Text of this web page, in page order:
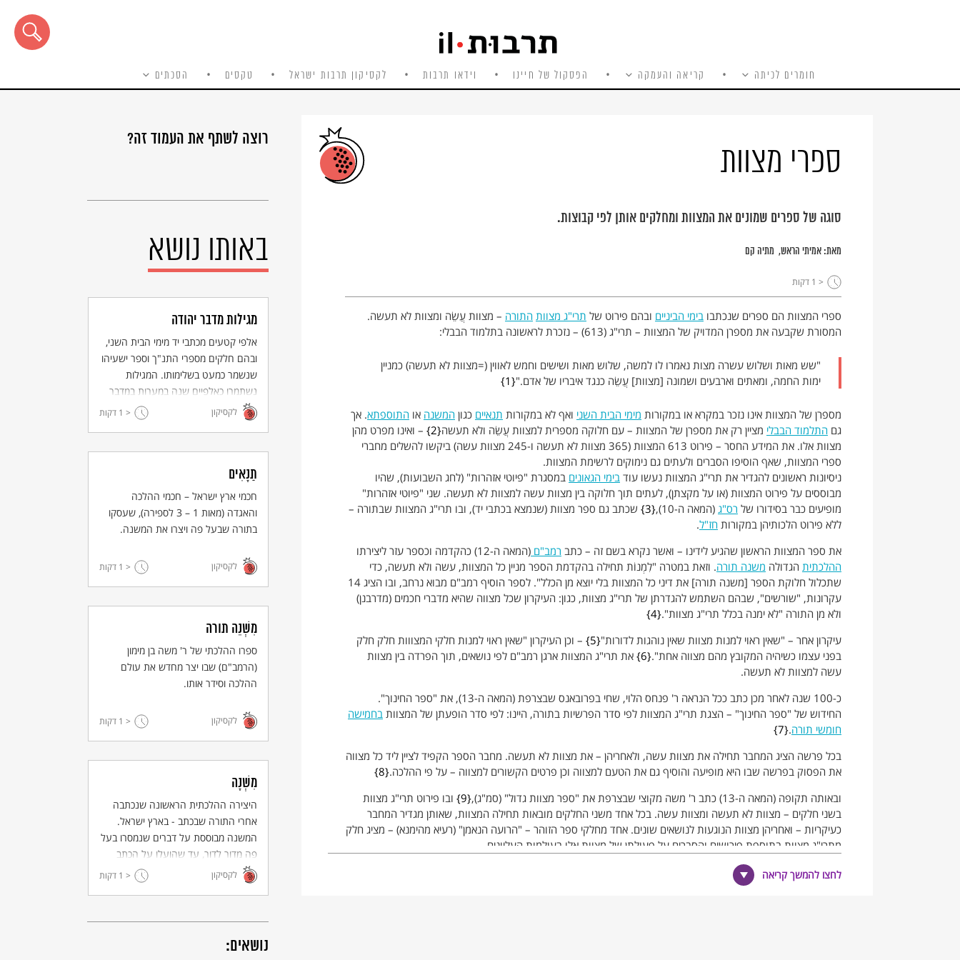
חומרים לכיתה קריאה והעמקה הפסקול של חיינו וידאו תרבות לקסיקון תרבות ישראל טקסים הסכתים
ספרי מצוות
סוגה של ספרים שמונים את המצוות ומחלקים אותן לפי קבוצות.
מאת:אמיתי הראש מתיה קם
< 1 דקות
ספרי המצוות הם ספרים שנכתבו בימי הביניים ובהם פירוט של תרי"ג מצוות התורה – מצוות עֲשֵׂה ומצוות לא תעשה.
המסורת שקבעה את מספרן המדויק של המצוות – תרי"ג (613) – נזכרת לראשונה בתלמוד הבבלי:
"שש מאות ושלוש עשרה מצות נאמרו לו למשה, שלוש מאות ושישים וחמש לאווין (=מצוות לא תעשה) כמניין
ימות החמה, ומאתים וארבעים ושמונה [מצוות] עֲשֵׂה כנגד איבריו של אדם." 1
מספרן של המצוות אינו נזכר במקרא או במקורות מימי הבית השני ואף לא במקורות תנאיים כגון המשנה או התוספתא. אך
גם התלמוד הבבלי מציין רק את מספרן של המצוות – עם חלוקה מספרית למצוות עֲשֵׂה ולא תעשה 2 – ואינו מפרט מהן
מצוות אלו. את המידע החסר – פירוט 613 המצוות (365 מצוות לא תעשה ו-245 מצוות עשה) ביקשו להשלים מחברי
ספרי המצוות, שאף הוסיפו הסברים ולעתים גם נימוקים לרשימת המצוות.
ניסיונות ראשונים להגדיר את תרי"ג המצוות נעשו עוד בימי הגאונים במסגרת "פיוטי אזהרות" (לחג השבועות), שהיו
מבוססים על פירוט המצוות (או על מקצתן), לעתים תוך חלוקה בין מצוות עשה למצוות לא תעשה. שני "פיוטי אזהרות"
מופיעים כבר בסידורו של רס"ג (המאה ה-10), 3 שכתב גם ספר מצוות (שנמצא בכתבי יד), ובו תרי"ג המצוות שבתורה –
ללא פירוט הלכותיהן במקורות חז"ל.
את ספר המצוות הראשון שהגיע לידינו – ואשר נקרא בשם זה – כתב רמב"ם (המאה ה-12) כהקדמה וכספר עזר ליצירתו
ההלכתית הגדולה משנה תורה. וזאת במטרה "לִמְנוֹת תחילה בהקדמת הספר מניין כל המצוות, עשה ולא תעשה, כדי
שתכלול חלוקת הספר [משנה תורה] את דיני כל המצוות בלי יוצא מן הכלל". לספר הוסיף רמב"ם מבוא נרחב, ובו הציג 14
עקרונות, "שורשים", שבהם השתמש להגדרתן של תרי"ג מצוות, כגון: העיקרון שכל מצווה שהיא מדברי חכמים (מדרבנן)
ולא מן התורה "לא ימנה בכלל תרי"ג מצוות". 4
עיקרון אחר – "שאין ראוי למנות מצוות שאין נוהגות לדורות" 5 – וכן העיקרון "שאין ראוי למנות חלקי המצווות חלק חלק
בפני עצמו כשיהיה המקובץ מהם מצווה אחת". 6 את תרי"ג המצוות ארגן רמב"ם לפי נושאים, תוך הפרדה בין מצוות
עשה למצוות לא תעשה.
כ-100 שנה לאחר מכן כתב ככל הנראה ר' פנחס הלוי, שחי בפרובאנס שבצרפת (המאה ה-13), את "ספר החינוך".
החידוש של "ספר החינוך" – הצגת תרי"ג המצוות לפי סדר הפרשיות בתורה, היינו: לפי סדר הופעתן של המצוות בחמישה
חומשי תורה.
7
בכל פרשה הציג המחבר תחילה את מצוות עשה, ולאחריהן – את מצוות לא תעשה. מחבר הספר הקפיד לציין ליד כל מצווה
את הפסוק בפרשה שבו היא מופיעה והוסיף גם את הטעם למצווה וכן פרטים הקשורים למצווה – על פי ההלכה. 8
ובאותה תקופה (המאה ה-13) כתב ר' משה מקוצי שבצרפת את "ספר מצוות גדול" (סמ"ג),
9 ובו פירוט תרי"ג מצוות
בשני חלקים – מצוות לא תעשה ומצוות עשה. בכל אחד משני החלקים מובאות תחילה המצוות, שאותן מגדיר המחבר
כעיקריות – ואחריהן מצוות הנוגעות לנושאים שונים. אחד מחלקי ספר הזוהר – "הרועה הנאמן" (רעיא מהימנא) – מציג חלק
מתרי"ג מצוות בתוספת פירושים והסברים על פעולתן של מצוות אלו בעולמות העליונים.
יש לציין כי ספרי המצוות ומנייני המצוות לסוגיהם לא מציגים מדרג של המצוות ולא קובעים סולם חשיבות למצוות. קריאת
תרי"ג המצוות, כמו גם אמירת "
לחצו להמשך קריאה
רוצה לשתף את העמוד זה?
באותו נושא
מגילות מדבר יהודה
אלפי קטעים מכתבי יד מימי הבית השני,
ובהם חלקים מספרי התנ"ך וספר ישעיהו
שנשמר כמעט בשלימותו. המגילות
נשתמרו כאלפיים שנה במערות במדבר
יהודה ותרמו רבות לחקר המקרא, תולדות
ישראל והנצרות הקדומה.
לקסיקון < 1 דקות
תַנָאִים
חכמי ארץ ישראל – חכמי ההלכה
והאגדה (מאות 1 – 3 לספירה), שעסקו
בתורה שבעל פה ויצרו את המשנה.
לקסיקון < 1 דקות
מִשְׁנֵה תורה
ספרו ההלכתי של ר' משה בן מימון
(הרמב"ם) שבו יצר מחדש את עולם
ההלכה וסידר אותו.
לקסיקון < 1 דקות
מִשְׁנָה
היצירה ההלכתית הראשונה שנכתבה
אחרי התורה שבכתב - בארץ ישראל.
המשנה מבוססת על דברים שנמסרו בעל
פה מדור לדור, עד שהועלו על הכתב
ונערכו בידי רבי יהודה הנשיא בשנת 220
לספירה (בערך).
לקסיקון < 1 דקות
נושאים: